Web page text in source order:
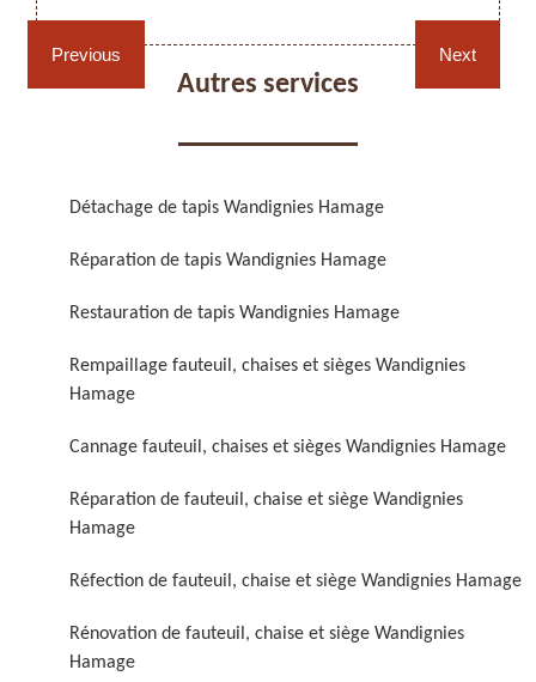
Réparation de fauteuil,
chaise et siège 59
Réfection de fauteuil,
chaise et siège 59
Rénovation de fauteuil,
Previous Next
Autres services
Détachage de tapis Wandignies Hamage
Réparation de tapis Wandignies Hamage
Restauration de tapis Wandignies Hamage
Rempaillage fauteuil, chaises et sièges Wandignies
Hamage
Cannage fauteuil, chaises et sièges Wandignies Hamage
Réparation de fauteuil, chaise et siège Wandignies
Hamage
Réfection de fauteuil, chaise et siège Wandignies Hamage
Rénovation de fauteuil, chaise et siège Wandignies
Hamage